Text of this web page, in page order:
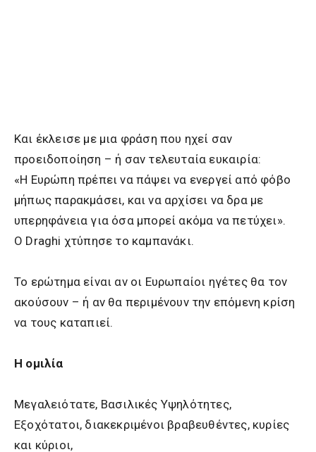
Και έκλεισε με μια φράση που ηχεί σαν
προειδοποίηση – ή σαν τελευταία ευκαιρία:
«Η Ευρώπη πρέπει να πάψει να ενεργεί από φόβο
μήπως παρακμάσει, και να αρχίσει να δρα με
υπερηφάνεια για όσα μπορεί ακόμα να πετύχει».
Ο Draghi χτύπησε το καμπανάκι.
Το ερώτημα είναι αν οι Ευρωπαίοι ηγέτες θα τον
ακούσουν – ή αν θα περιμένουν την επόμενη κρίση
να τους καταπιεί.
Η ομιλία
Μεγαλειότατε, Βασιλικές Υψηλότητες,
Εξοχότατοι, διακεκριμένοι βραβευθέντες, κυρίες
και κύριοι,